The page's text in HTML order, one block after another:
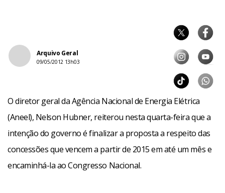
Arquivo Geral
09/05/2012 13h03
O diretor geral da Agência Nacional de Energia Elétrica
(Aneel), Nelson Hubner, reiterou nesta quarta-feira que a
intenção do governo é finalizar a proposta a respeito das
concessões que vencem a partir de 2015 em até um mês e
encaminhá-la ao Congresso Nacional.